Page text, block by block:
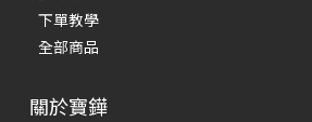
下單教學
全部商品
關於寶鏵